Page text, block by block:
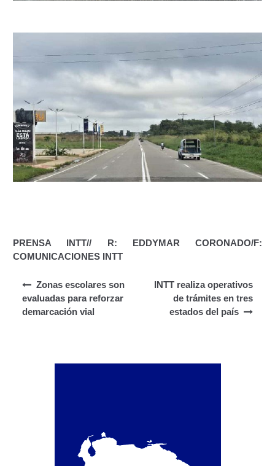
Certificación de Datos de Licencia para Conducir.
Certificación de Datos para Efectos Consulares con
Apostilla Electrónica
Registro Original de Licencia para Conducir Cuarto
Grado (4°).
Registro Original de Licencia para Conducir Quinto
Segundo Grado (2°) – (Mayores de 18 años).
Segundo Grado (2°) – (Mayores de 16 años).
Registro Original de Licencia para Conducir Tercer
Licencia para Conducir – Servicio Frecuente
PRENSA INTT// R: EDDYMAR CORONADO/F:
COMUNICACIONES INTT
Navegación de entradas
Zonas escolares son
evaluadas para reforzar
demarcación vial
INTT realiza operativos
de trámites en tres
estados del país